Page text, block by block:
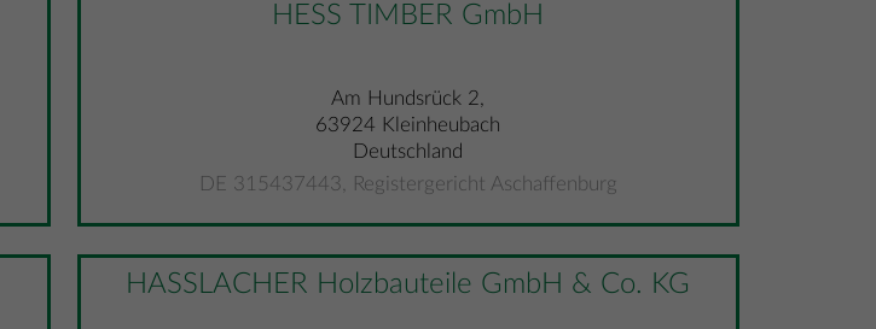
HESS TIMBER GmbH
Am Hundsrück 2,
63924 Kleinheubach
Deutschland
DE 315437443, Registergericht Aschaffenburg
HASSLACHER Holzbauteile GmbH & Co. KG